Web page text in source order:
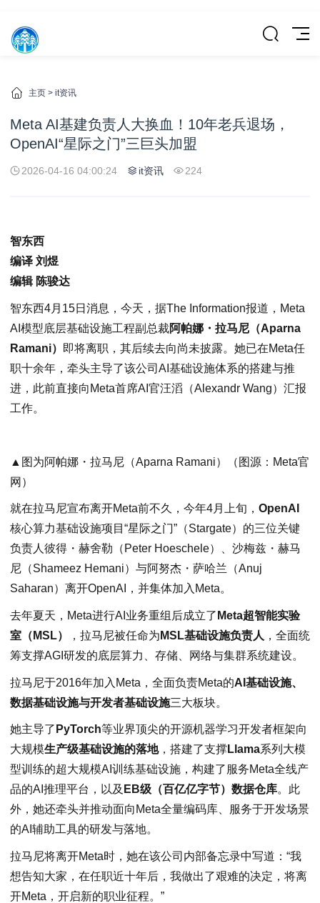
主页 > it资讯
Meta AI基建负责人大换血！10年老兵退场，
OpenAI“星际之门”三巨头加盟
2026-04-16 04:00:24 it资讯 224
智东西
编译 刘煜
编辑 陈骏达
智东西4月15日消息，今天，据The Information报道，Meta
AI模型底层基础设施工程副总裁阿帕娜・拉马尼（Aparna
Ramani）
即将离职，其后续去向尚未披露。她已在Meta任
职十余年，牵头主导了该公司AI基础设施体系的搭建与推
进，此前直接向Meta首席AI官汪滔（Alexandr Wang）汇报
工作。
▲图为阿帕娜・拉马尼（Aparna Ramani）（图源：Meta官
网）
就在拉马尼宣布离开Meta前不久，今年4月上旬， OpenAI
核心算力基础设施项目“星际之门”（Stargate）的三位关键
负责人彼得・赫舍勒（Peter Hoeschele）、沙梅兹・赫马
尼（Shameez Hemani）与阿努杰・萨哈兰（Anuj
Saharan）离开OpenAI，并集体加入Meta。
去年夏天，Meta进行AI业务重组后成立了 Meta超智能实验
室（MSL）
，拉马尼被任命为 MSL基础设施负责人 ，全面统
筹支撑AGI研发的底层算力、存储、网络与集群系统建设。
拉马尼于2016年加入Meta，全面负责Meta的AI基础设施、
数据基础设施与开发者基础设施三大板块。
她主导了 PyTorch等业界顶尖的开源机器学习开发者框架向
大规模生产级基础设施的落地，搭建了支撑Llama系列大模
型训练的超大规模AI训练基础设施，构建了服务Meta全线产
品的AI推理平台，以及 EB级（百亿亿字节）数据仓库。此
外，她还牵头并推动面向Meta全量编码库、服务于开发场景
的AI辅助工具的研发与落地。
拉马尼将离开Meta时，她在该公司内部备忘录中写道：“我
想告知大家，在任职近十年后，我做出了艰难的决定，将离
开Meta，开启新的职业征程。”